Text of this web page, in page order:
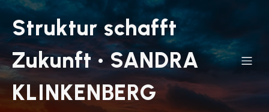
Struktur schafft
Zukunft • SANDRA
KLINKENBERG